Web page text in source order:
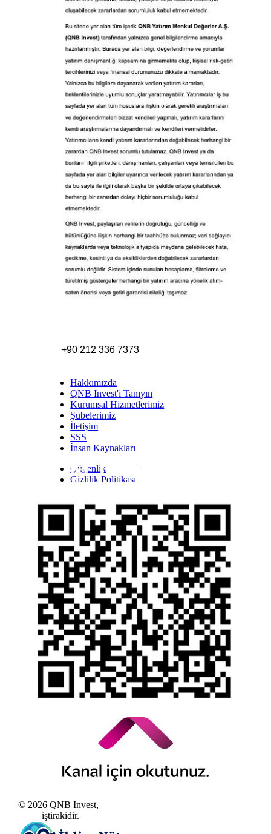
+90 212 336 7373
Hakkımızda
QNB Invest'i Tanıyın
Kurumsal Hizmetlerimiz
Şubelerimiz
İletişim
SSS
İnsan Kaynakları
Güvenlik
Gizlilik Politikası
Yasal Duyurular
Bilgi Toplumu Hizmetleri
Kişisel Verilerin Korunması
YTM - Zamanaşımına Uğrayacak Emanet ve
Alacaklar
Kamuyu Aydınlatma Esaslarına İlişkin Duyuru
TwittLinkYoutWhatsapp
© 2026 QNB Invest,
iştirakidir.